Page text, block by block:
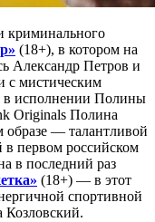
криминального
(18+), в котором на
Александр Петров и
с мистическим
в исполнении Полины
Originals Полина
образе — талантливой
первом российском
в последний раз
(18+) — в этот
спортивной
Козловский.